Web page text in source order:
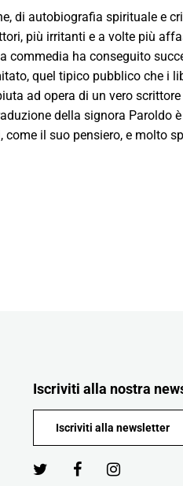
di autobiografia spirituale e
più irritanti e a volte più
commedia ha conseguito
quel tipico pubblico che i
ad opera di un vero
della signora Paroldo
il suo pensiero, e molto
Iscriviti alla nostra